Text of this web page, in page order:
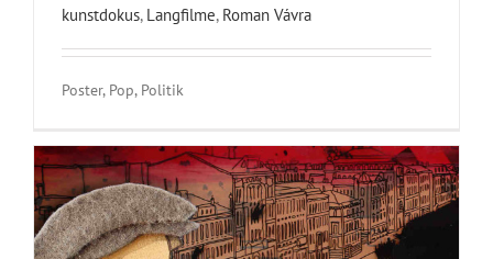
kunstdokus, Langfilme, Roman Vávra
Poster, Pop, Politik